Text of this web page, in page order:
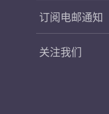
订阅电邮通知
关注我们